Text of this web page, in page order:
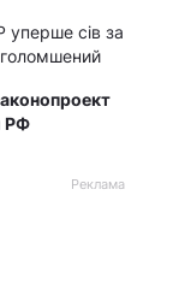
уперше сів за
РФ
Реклама